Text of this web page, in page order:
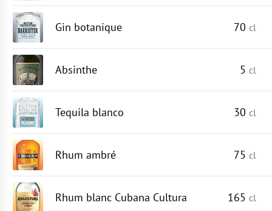
Gin botanique 70 cl
Absinthe 5 cl
Tequila blanco 30 cl
Rhum ambré 75 cl
Rhum blanc Cubana Cultura 165 cl